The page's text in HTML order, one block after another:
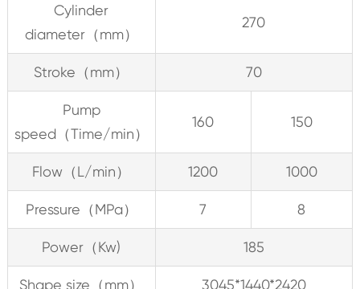
Cylinder
diameter（mm）
270
Stroke（mm） 70
Pump
speed（Time/min）
160 150
Flow（L/min） 1200 1000
Pressure（MPa） 7 8
Power（Kw) 185
Shape size（mm） 3045*1440*2420